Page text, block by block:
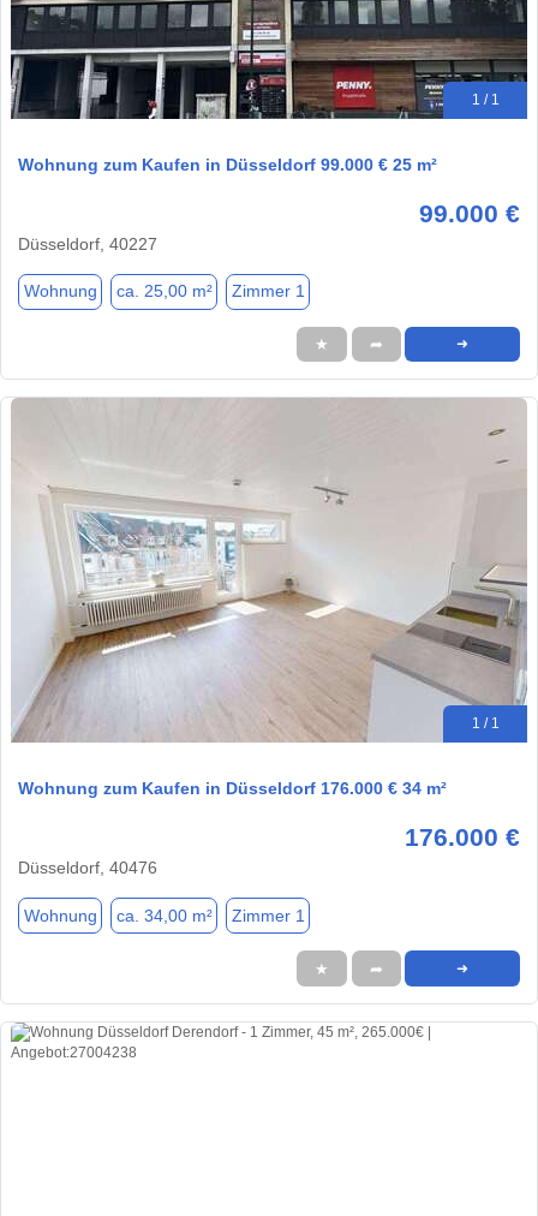
1 / 1
Wohnung zum Kaufen in Düsseldorf 99.000 € 25 m²
99.000 €
Düsseldorf, 40227
Wohnung ca. 25,00 m² Zimmer 1
★ ➦ ➜
1 / 1
Wohnung zum Kaufen in Düsseldorf 176.000 € 34 m²
176.000 €
Düsseldorf, 40476
Wohnung ca. 34,00 m² Zimmer 1
★ ➦ ➜